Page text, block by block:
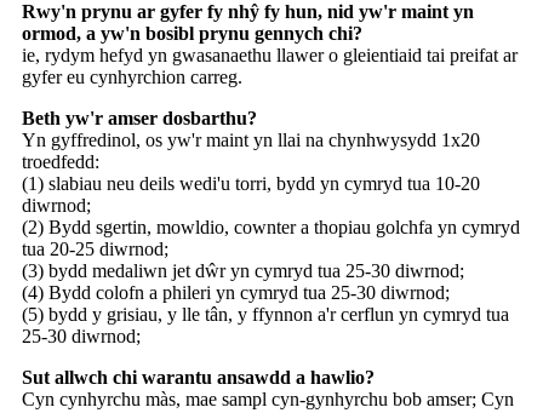
Rwy'n prynu ar gyfer fy nhŷ fy hun, nid yw'r maint yn
ormod, a yw'n bosibl prynu gennych chi?
ie, rydym hefyd yn gwasanaethu llawer o gleientiaid tai preifat ar
gyfer eu cynhyrchion carreg.
Beth yw'r amser dosbarthu?
Yn gyffredinol, os yw'r maint yn llai na chynhwysydd 1x20
troedfedd:
(1) slabiau neu deils wedi'u torri, bydd yn cymryd tua 10-20
diwrnod;
(2) Bydd sgertin, mowldio, cownter a thopiau golchfa yn cymryd
tua 20-25 diwrnod;
(3) bydd medaliwn jet dŵr yn cymryd tua 25-30 diwrnod;
(4) Bydd colofn a phileri yn cymryd tua 25-30 diwrnod;
(5) bydd y grisiau, y lle tân, y ffynnon a'r cerflun yn cymryd tua
25-30 diwrnod;
Sut allwch chi warantu ansawdd a hawlio?
Cyn cynhyrchu màs, mae sampl cyn-gynhyrchu bob amser; Cyn